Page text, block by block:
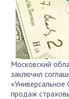
Московский
заключил
продаж